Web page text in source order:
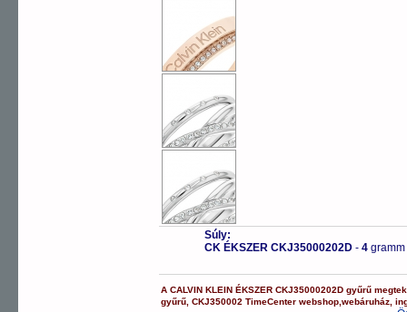
Súly:
CK ÉKSZER CKJ35000202D - 4 gramm
ACALVIN KLEIN ÉKSZER CKJ35000202D gyűrű
gyűrű ,CKJ350002 TimeCenter webshop ,webáruház ,